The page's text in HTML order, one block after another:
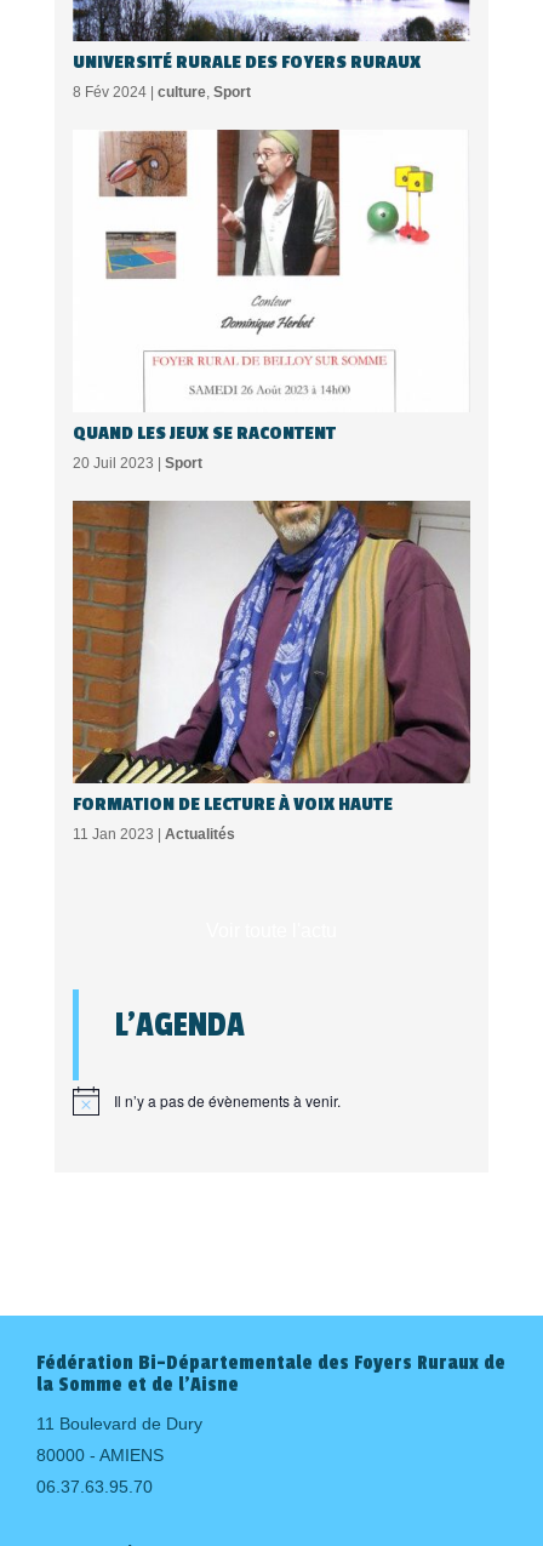
UNIVERSITÉ RURALE DES FOYERS RURAUX
8 Fév 2024 | culture, Sport
QUAND LES JEUX SE RACONTENT
20 Juil 2023 | Sport
FORMATION DE LECTURE À VOIX HAUTE
11 Jan 2023 | Actualités
L'AGENDA
Il n’y a pas de évènements à venir.
Fédération Bi-Départementale des Foyers Ruraux de
la Somme et de l'Aisne
11 Boulevard de Dury
80000 - AMIENS
06.37.63.95.70